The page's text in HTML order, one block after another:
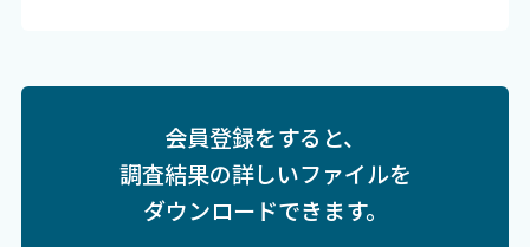
会員登録をすると、
調査結果の詳しいファイルを
ダウンロードできます。